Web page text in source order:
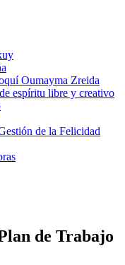
Oumayma Zreida
espíritu libre y creativo
de la Felicidad
de Trabajo